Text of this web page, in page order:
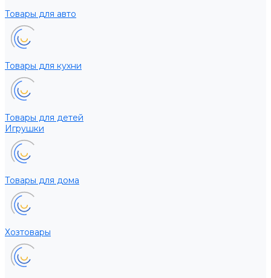
Товары для авто
Товары для кухни
Товары для детей
Игрушки
Товары для дома
Хозтовары